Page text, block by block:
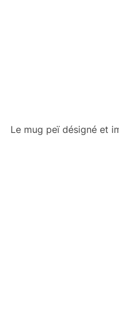
Le mug peï désigné et